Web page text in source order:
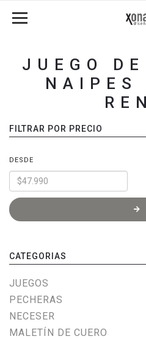
JUEGO
NAIPES
FILTRAR POR PRECIO
DESDE
CATEGORIAS
JUEGOS
PECHERAS
NECESER
MALETÍN DE CUERO